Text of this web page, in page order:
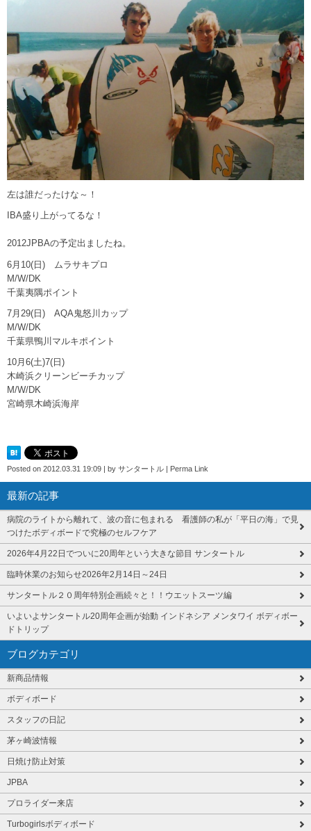
左は誰だったけな～！
IBA盛り上がってるな！
2012JPBAの予定出ましたね。
6月10(日) ムラサキプロ
M/W/DK
千葉夷隅ポイント
7月29(日) AQA鬼怒川カップ
M/W/DK
千葉県鴨川マルキポイント
10月6(土)7(日)
木崎浜クリーンビーチカップ
M/W/DK
宮崎県木崎浜海岸
Posted on 2012.03.31 19:09 by サンタートル Perma Link
最新の記事
病院のライトから離れて、波の音に包まれる 看護師の私が「平日の海」で見
つけたボディボードで究極のセルフケア
2026年4月22日でついに20周年という大きな節目 サンタートル
臨時休業のお知らせ2026年2月14日～24日
サンタートル２０周年特別企画続々と！！ウエットスーツ編
いよいよサンタートル20周年企画が始動 インドネシア メンタワイ ボディボー
ドトリップ
ブログカテゴリ
新商品情報
ボディボード
スタッフの日記
茅ヶ崎波情報
日焼け防止対策
JPBA
プロライダー来店
Turbogirlsボディボード